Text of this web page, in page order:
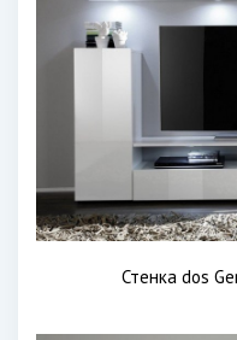
Стенка dos